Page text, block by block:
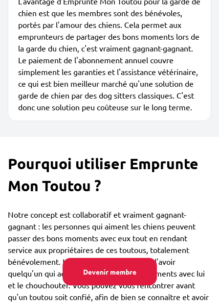
Devenir membre
chien est que les membres sont des bénévoles,
portés par l'amour des chiens. Cela permet aux
emprunteurs de partager des bons moments lors de
la garde du chien, c'est vraiment gagnant-gagnant.
Le paiement de l'abonnement annuel couvre
simplement les garanties et l'assistance vétérinaire,
ce qui est bien meilleur marché qu'une solution de
garde de chien par des dog sitters classiques. C'est
donc une solution peu coûteuse sur le long terme.
Pourquoi utiliser Emprunte
Mon Toutou ?
Notre concept est collaboratif et vraiment gagnant-
gagnant : les personnes qui aiment les chiens peuvent
passer des bons moments avec eux tout en rendant
service aux propriétaires de ces toutous, totalement
bénévolement. Le toutou est lui heureux d'avoir
quelqu'un qui adore partager des bons moments avec lui
et le chouchouter. Vous pouvez vous rencontrer avant
qu'un toutou soit confié, afin de bien se connaître et avoir